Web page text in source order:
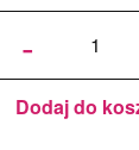
-
ilość
okrągły
Choinki
Ø 30h 1
- PC
Dodaj do